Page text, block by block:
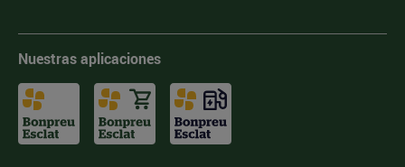
Nuestras aplicaciones